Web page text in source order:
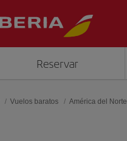
Reservar
Vuelos baratos América del Norte